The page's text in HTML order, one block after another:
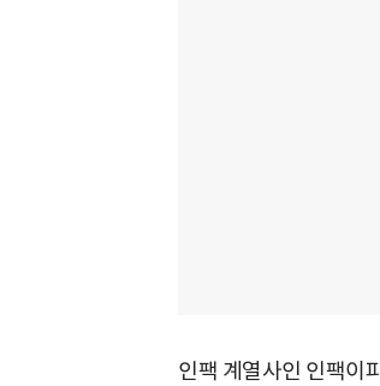
인팩 계열사인 인팩이